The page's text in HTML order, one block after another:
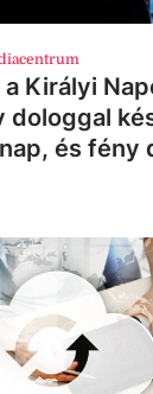
Királyi
dologgal
és fény